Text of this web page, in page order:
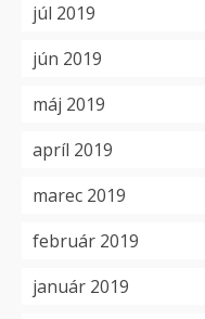
júl 2019
jún 2019
máj 2019
apríl 2019
marec 2019
február 2019
január 2019